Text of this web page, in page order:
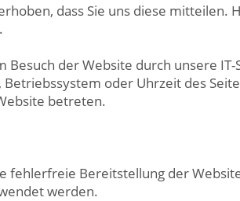
dass Sie uns diese mitteilen.
der Website durch unsere
oder Uhrzeit des
betreten.
fehlerfreie Bereitstellung der
werden.